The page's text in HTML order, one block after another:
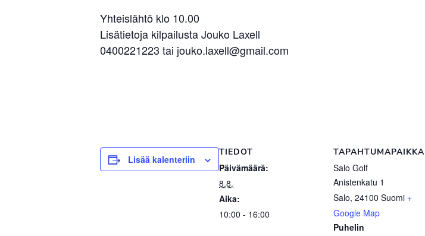
Yhteislähtö klo 10.00
Lisätietoja kilpailusta Jouko Laxell
0400221223 tai jouko.laxell@gmail.com
Lisää kalenteriin
TIEDOT
Päivämäärä:
8.8.
Aika:
10:00 - 16:00
TAPAHTUMAPAIKKA
Salo Golf
Anistenkatu 1
Salo, 24100 Suomi +
Google Map
Puhelin